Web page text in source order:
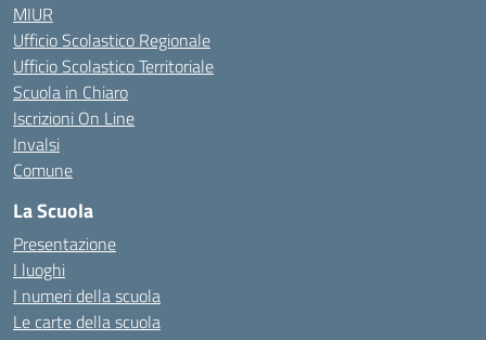
MIUR
Ufficio Scolastico Regionale
Ufficio Scolastico Territoriale
Scuola in Chiaro
Iscrizioni On Line
Invalsi
Comune
La Scuola
Presentazione
I luoghi
I numeri della scuola
Le carte della scuola